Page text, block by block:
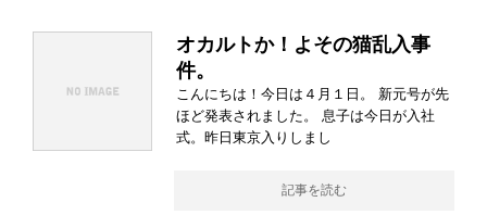
オカルトか！よその猫乱入事
件。
こんにちは！今日は４月１日。 新元号が先
ほど発表されました。 息子は今日が入社
式。昨日東京入りしまし
記事を読む